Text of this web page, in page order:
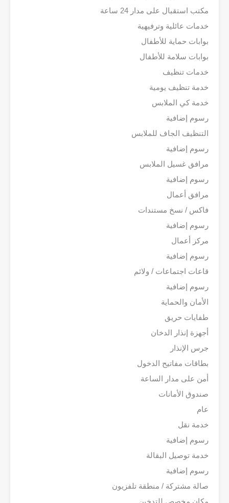
مكتب استقبال على مدار 24 ساعة
خدمات عائلية وترفيهية
بوابات حماية للأطفال
بوابات سلامة للأطفال
خدمات تنظيف
خدمة تنظيف يومية
خدمة كي الملابس
رسوم إضافية
التنظيف الجاف للملابس
رسوم إضافية
مرافق غسيل الملابس
رسوم إضافية
مرافق أعمال
فاكس / نسخ مستندات
رسوم إضافية
مركز أعمال
رسوم إضافية
قاعات اجتماعات / ولائم
رسوم إضافية
الأمان والحماية
طفايات حريق
أجهزة إنذار الدخان
جرس الإنذار
بطاقات مفاتيح الدخول
أمن على مدار الساعة
صندوق الأمانات
عام
خدمة نقل
رسوم إضافية
خدمة توصيل البقالة
رسوم إضافية
صالة مشتركة / منطقة تلفزيون
مكان مخصص للتدخين